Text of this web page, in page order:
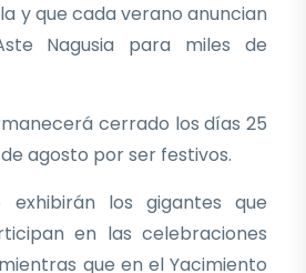
y que cada verano anuncian
Nagusia para miles de
cerrado los días 25
de agosto por ser festivos.
exhibirán los gigantes que
en las celebraciones
que en el Yacimiento